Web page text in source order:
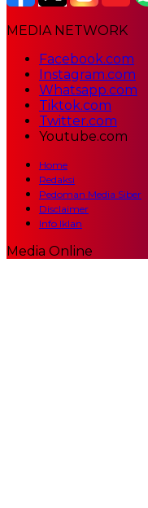
MEDIA NETWORK
Facebook.com
Instagram.com
Whatsapp.com
Tiktok.com
Twitter.com
Youtube.com
Home
Redaksi
Pedoman Media Siber
Disclaimer
Info Iklan
Media Online